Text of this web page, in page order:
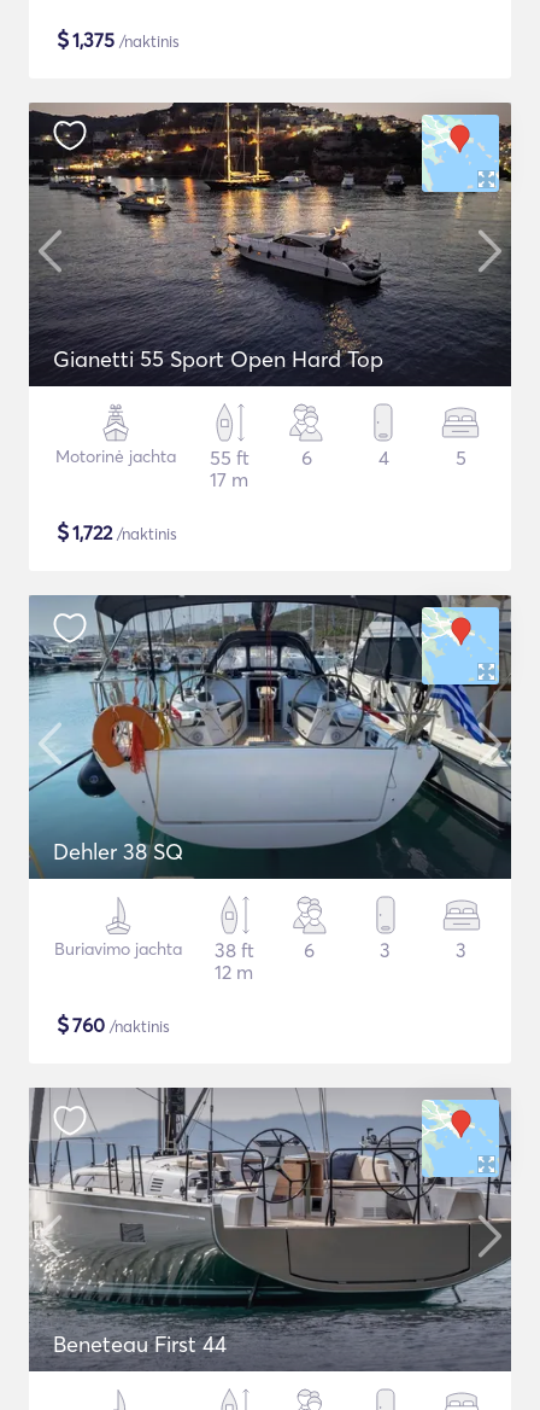
$1,375 /naktinis
Gianetti 55 Sport Open Hard Top
Motorinė jachta
55 ft
17 m
6 4 5
$1,722/naktinis
Dehler 38 SQ
Buriavimo jachta
38 ft
12 m
6 3 3
$760 /naktinis
Beneteau First 44